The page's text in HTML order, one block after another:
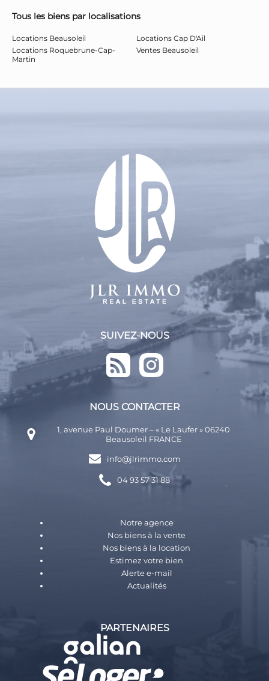
Tous les biens par localisations
Locations Beausoleil
Locations Cap D'Ail
Locations Roquebrune-Cap-
Martin
Ventes Beausoleil
SUIVEZ-NOUS
NOUS CONTACTER
1, avenue Paul Doumer – « Le Laufer » 06240
Beausoleil FRANCE
info@jlrimmo.com
04 93 57 31 88
Notre agence
Nos biens à la vente
Nos biens à la location
Estimez votre bien
Alerte e-mail
Actualités
PARTENAIRES